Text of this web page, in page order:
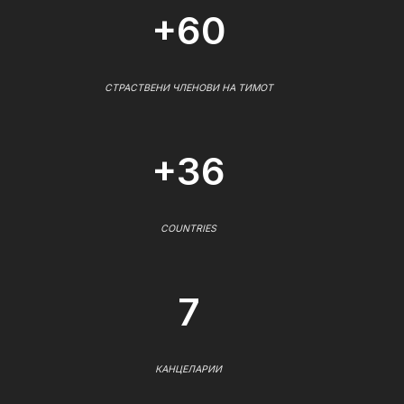
+60
СТРАСТВЕНИ ЧЛЕНОВИ НА ТИМОТ
+36
COUNTRIES
7
КАНЦЕЛАРИИ